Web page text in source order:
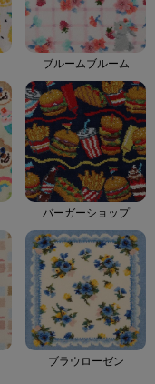
ブルームブルーム
バーガーショップ
ブラウローゼン